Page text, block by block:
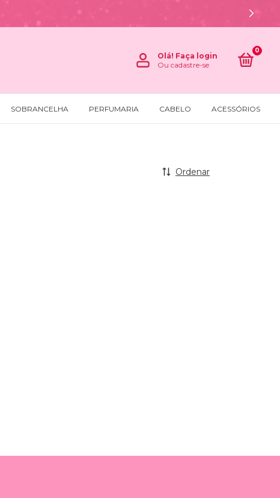
Olá! Faça login
Ou cadastre-se
0
SOBRANCELHA PERFUMARIA CABELO ACESSÓRIOS
Ordenar